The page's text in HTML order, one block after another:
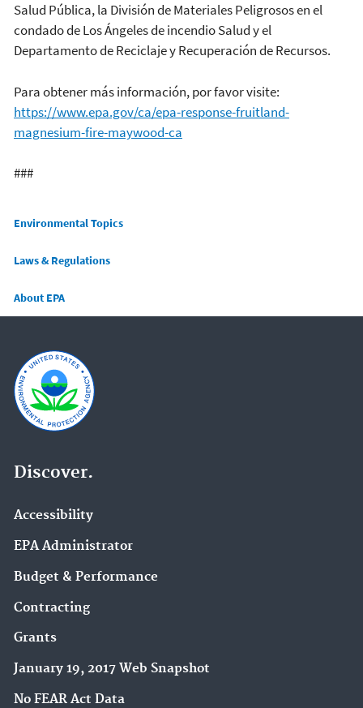
Salud Pública, la División de Materiales Peligrosos en el
condado de Los Ángeles de incendio Salud y el
Departamento de Reciclaje y Recuperación de Recursos.
Para obtener más información, por favor visite:
https://www.epa.gov/ca/epa-response-fruitland-
magnesium-fire-maywood-ca
###
Main menu
Environmental Topics
Laws & Regulations
About EPA
Discover.
Accessibility
EPA Administrator
Budget & Performance
Contracting
Grants
January 19, 2017 Web Snapshot
No FEAR Act Data